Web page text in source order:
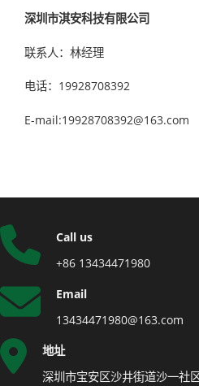
深圳市淇安科技有限公司
联系人：林经理
电话：19928708392
E-mail:19928708392@163.com
Call us
+86 13434471980
Email
13434471980@163.com
地址
深圳市宝安区沙井街道沙一社